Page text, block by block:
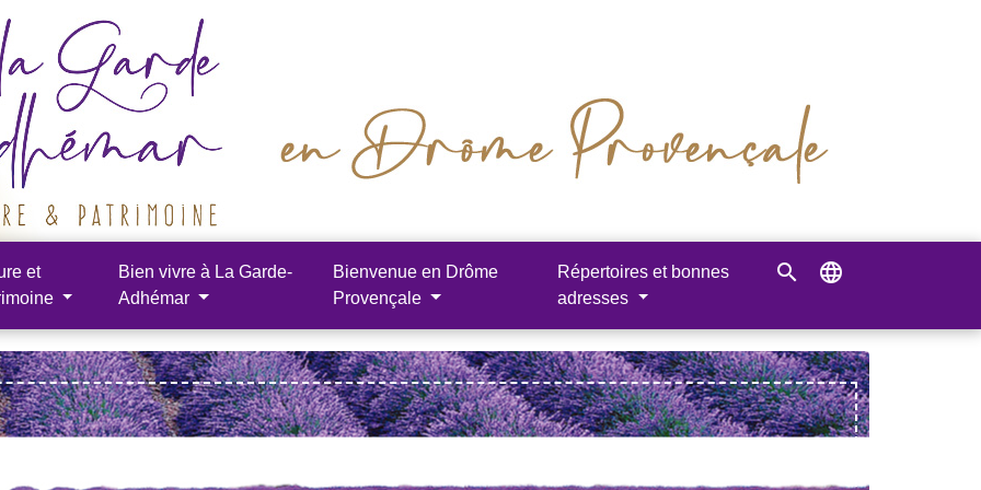
et
Bien vivre à La Garde-
Adhémar
Bienvenue en Drôme
Provençale
Répertoires et bonnes
adresses
search language